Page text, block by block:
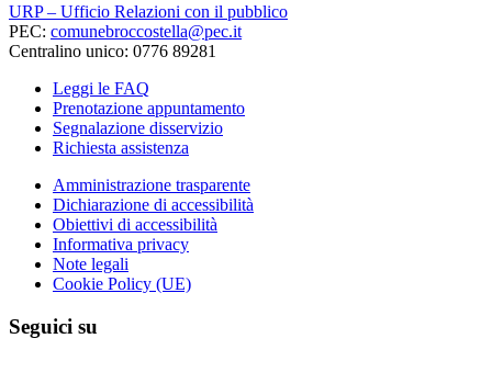
URP – Ufficio Relazioni con il pubblico
PEC: comunebroccostella@pec.it
Centralino unico: 0776 89281
Leggi le FAQ
Prenotazione appuntamento
Segnalazione disservizio
Richiesta assistenza
Amministrazione trasparente
Dichiarazione di accessibilità
Obiettivi di accessibilità
Informativa privacy
Note legali
Cookie Policy (UE)
Seguici su